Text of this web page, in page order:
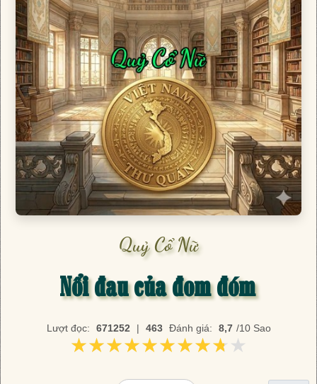
Quỷ Cổ Nữ
Nổi đau của đom đóm
Lượt đọc: 671252 | 463 Đánh giá: 8,7 /10 Sao
★★★★★★★★★★
★★★★★★★★★★